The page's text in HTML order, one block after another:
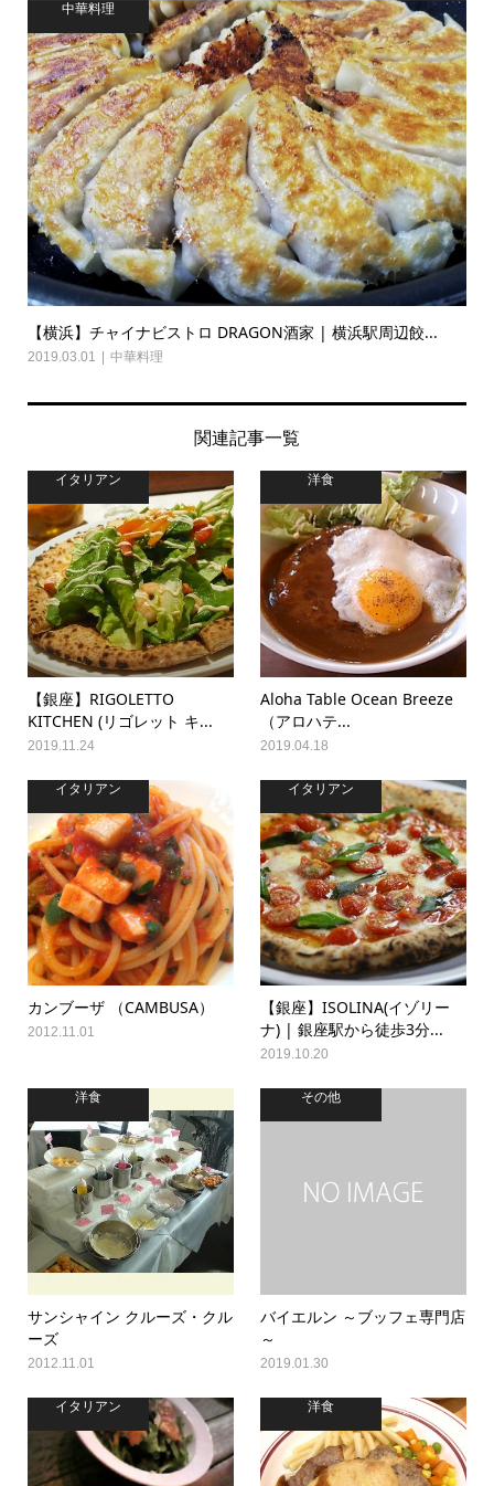
中華料理
【横浜】チャイナビストロ DRAGON酒家 | 横浜駅周辺餃...
2019.03.01 中華料理
関連記事一覧
イタリアン
【銀座】RIGOLETTO
KITCHEN (リゴレット キ...
2019.11.24
洋食
Aloha Table Ocean Breeze
（アロハテ...
2019.04.18
イタリアン
カンブーザ （CAMBUSA）
2012.11.01
イタリアン
【銀座】ISOLINA(イゾリー
ナ) | 銀座駅から徒歩3分...
2019.10.20
洋食
サンシャイン クルーズ・クル
ーズ
2012.11.01
その他
バイエルン ～ブッフェ専門店
～
2019.01.30
イタリアン 洋食